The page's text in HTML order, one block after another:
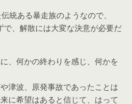
統ある暴走族のようなので、
で、解散には大変な決意が必要だ
、何かの終わりを感じ、何かを
津波、原発事故であったことは
に希望はあると信じて、はって